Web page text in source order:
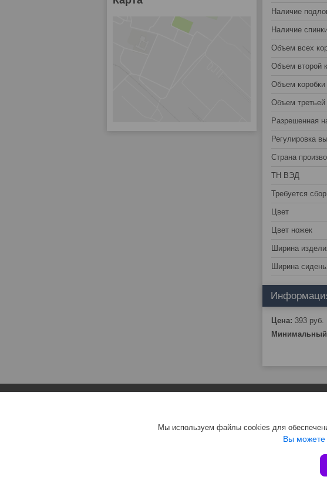
Наличие
Наличие
Объем всех
Объем второй
Объем коробки
Объем третьей
Разрешенная
Регулировка
Страна
ТН ВЭД
Требуется
Цвет
Цвет ножек
Ширина
Ширина
Цена: 393 руб.
Минимальный
Мы используем файлы cookies для
Вы можете